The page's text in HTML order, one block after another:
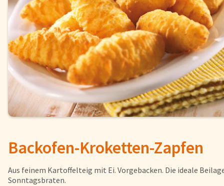
Fisch Pizzen und
Snacks
Schnelle Mahlzeiten Torten und
Brot und Brötchen
Über uns
Presse & News
Backofen-Kroketten-Zapfen
Aus feinem Kartoffelteig mit Ei. Vorgebacken. Die ideale
Sonntagsbraten.